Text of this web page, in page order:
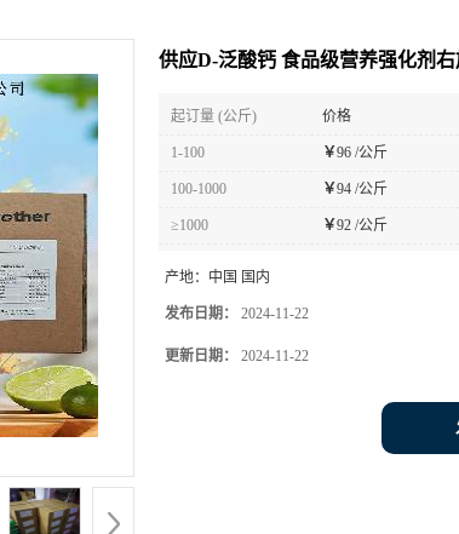
供应D-泛酸钙 食品级营养强化剂
起订量 (公斤) 价格
1-100 ￥96 /公斤
100-1000 ￥94 /公斤
≥1000 ￥92 /公斤
产地： 中国 国内
发布日期： 2024-11-22
更新日期： 2024-11-22